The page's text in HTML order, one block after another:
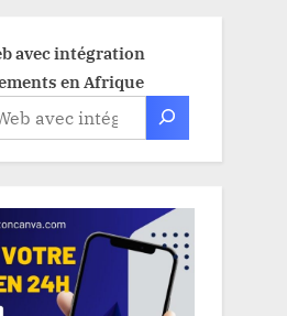
avec intégration
en Afrique